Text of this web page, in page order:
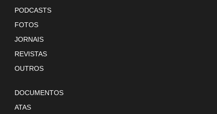
PODCASTS
FOTOS
JORNAIS
REVISTAS
OUTROS
DOCUMENTOS
ATAS